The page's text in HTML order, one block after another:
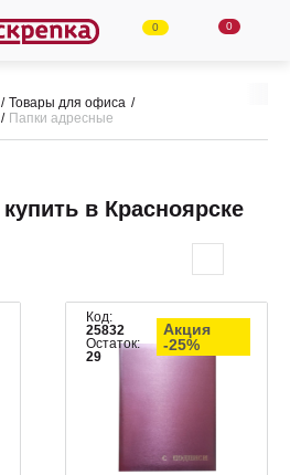
0 0
Товары для офиса
Папки адресные
в Красноярске
Код:
25832
Остаток:
29
Акция
-25%